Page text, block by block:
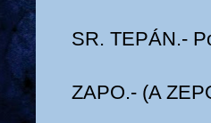
SR. TEPÁN.-
ZAPO.- (A